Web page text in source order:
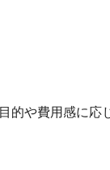
や費用感に